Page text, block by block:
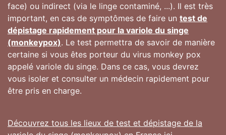
face) ou indirect (via le linge contaminé, ...). Il est très
important, en cas de symptômes de faire un test de
dépistage rapidement pour la variole du singe
(monkeypox). Le test permettra de savoir de manière
certaine si vous êtes porteur du virus monkey pox
appelé variole du singe. Dans ce cas, vous devrez
vous isoler et consulter un médecin rapidement pour
être pris en charge.
Découvrez tous les lieux de test et dépistage de la